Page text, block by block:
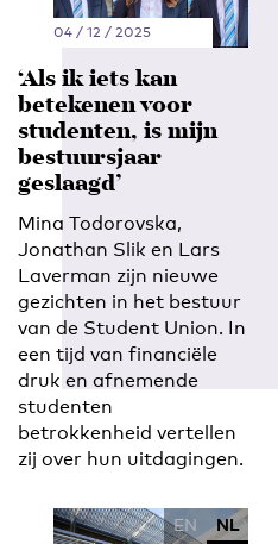
04 / 12 / 2025
‘Als ik iets kan
betekenen voor
studenten, is mijn
bestuursjaar
geslaagd’
Mina Todorovska,
Jonathan Slik en Lars
Laverman zijn nieuwe
gezichten in het bestuur
van de Student Union. In
een tijd van financiële
druk en afnemende
studenten
betrokkenheid vertellen
zij over hun uitdagingen.
EN NL